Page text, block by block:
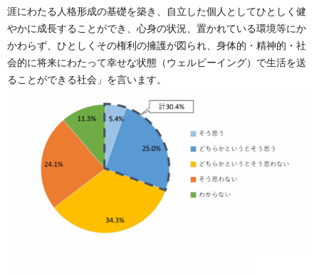
涯にわたる人格形成の基礎を築き、自立した個人としてひとしく健
やかに成長することができ、心身の状況、置かれている環境等にか
かわらず、ひとしくその権利の擁護が図られ、身体的・精神的・社
会的に将来にわたって幸せな状態（ウェルビーイング）で生活を送
ることができる社会」を言います。